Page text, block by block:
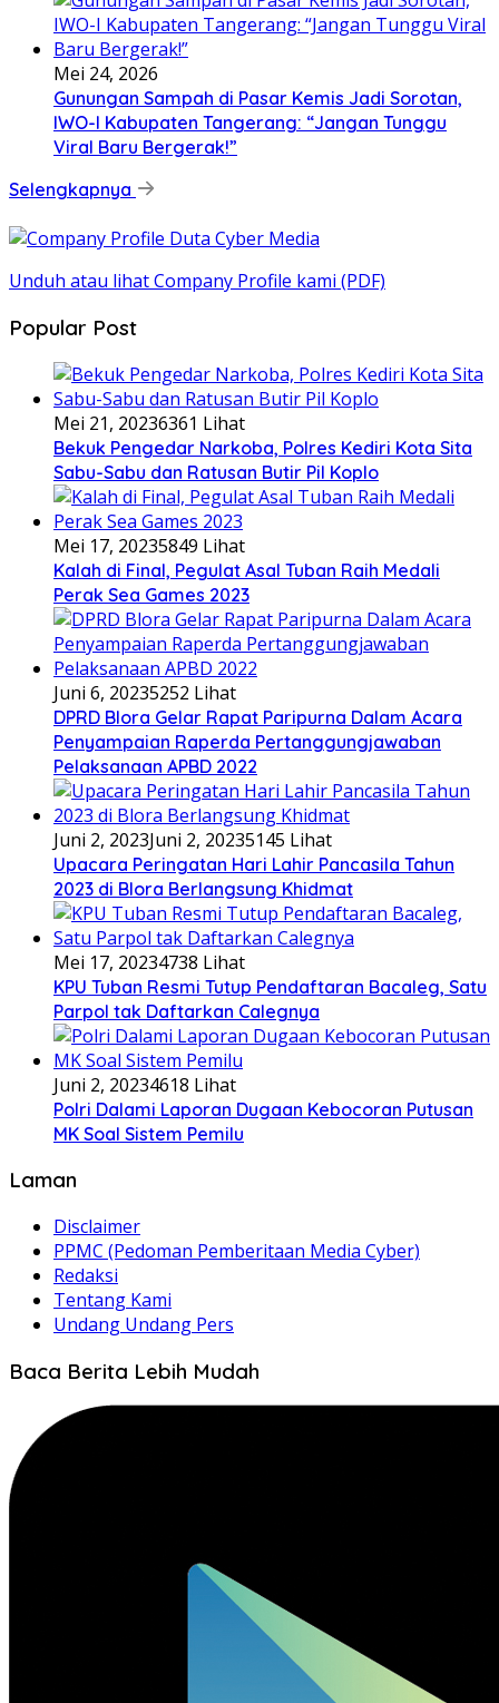
Mei 24, 2026
Gunungan Sampah di Pasar Kemis Jadi Sorotan,
IWO-I Kabupaten Tangerang: “Jangan Tunggu
Viral Baru Bergerak!”
Selengkapnya
Unduh atau lihat Company Profile kami (PDF)
Popular Post
Mei 21, 20236361 Lihat
Bekuk Pengedar Narkoba, Polres Kediri Kota Sita
Sabu-Sabu dan Ratusan Butir Pil Koplo
Mei 17, 20235849 Lihat
Kalah di Final, Pegulat Asal Tuban Raih Medali
Perak Sea Games 2023
Juni 6, 20235252 Lihat
DPRD Blora Gelar Rapat Paripurna Dalam Acara
Penyampaian Raperda Pertanggungjawaban
Pelaksanaan APBD 2022
Juni 2, 2023Juni 2, 20235145 Lihat
Upacara Peringatan Hari Lahir Pancasila Tahun
2023 di Blora Berlangsung Khidmat
Mei 17, 20234738 Lihat
KPU Tuban Resmi Tutup Pendaftaran Bacaleg, Satu
Parpol tak Daftarkan Calegnya
Juni 2, 20234618 Lihat
Polri Dalami Laporan Dugaan Kebocoran Putusan
MK Soal Sistem Pemilu
Laman
Disclaimer
PPMC (Pedoman Pemberitaan Media Cyber)
Redaksi
Tentang Kami
Undang Undang Pers
Baca Berita Lebih Mudah